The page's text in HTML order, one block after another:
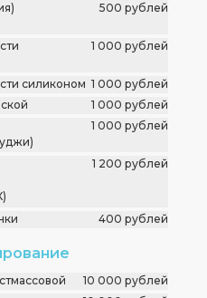
500 рублей
10 000 рублей
1 000 рублей
силиконом 1 000 рублей
1 000 рублей
1 000 рублей
1 200 рублей
400 рублей